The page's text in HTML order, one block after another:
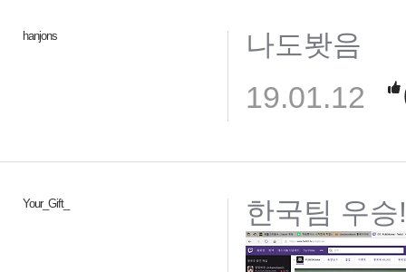
hanjons 나도봣음
19.01.12
Your_Gift_ 한국팀 우